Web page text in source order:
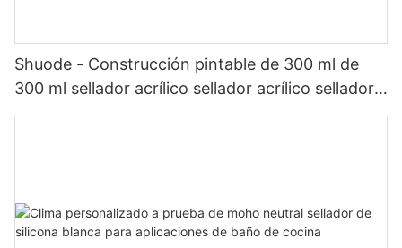
Shuode - Construcción pintable de 300 ml de
300 ml sellador acrílico sellador acrílico sellador
de silicona